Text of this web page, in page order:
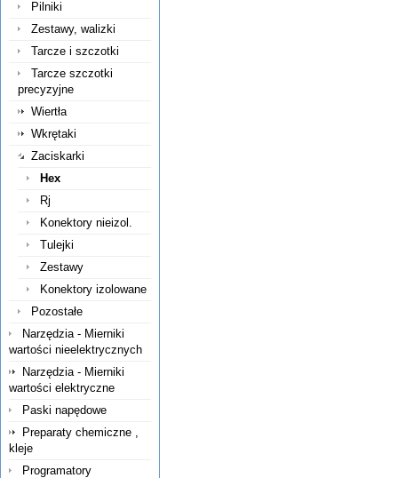
Pilniki
Zestawy, walizki
Tarcze i szczotki
Tarcze szczotki
precyzyjne
Wiertła
Wkrętaki
Zaciskarki
Hex
Rj
Konektory nieizol.
Tulejki
Zestawy
Konektory izolowane
Pozostałe
Narzędzia - Mierniki
wartości nieelektrycznych
Narzędzia - Mierniki
wartości elektryczne
Paski napędowe
Preparaty chemiczne ,
kleje
Programatory